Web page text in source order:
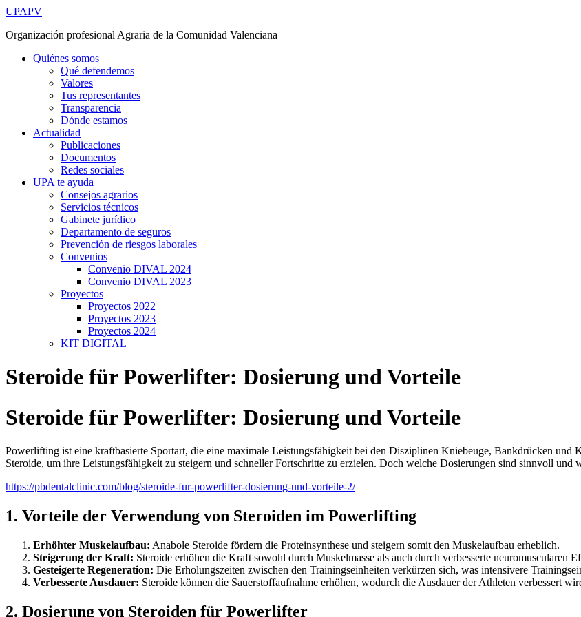
Ir
contenido
UPAPV
Organización profesional Agraria de la Comunidad Valenciana
Quiénes somos
Qué defendemos
Valores
Tus representantes
Transparencia
Dónde estamos
Actualidad
Publicaciones
Documentos
Redes sociales
UPA te ayuda
Consejos agrarios
Servicios técnicos
Gabinete jurídico
Departamento de seguros
Prevención de riesgos laborales
Convenios
Convenio DIVAL 2024
Convenio DIVAL 2023
Proyectos
Proyectos 2022
Proyectos 2023
Proyectos 2024
KIT DIGITAL
Steroide für Powerlifter: Dosierung und Vorteile
Steroide für Powerlifter: Dosierung und Vorteile
Powerlifting ist eine kraftbasierte Sportart, die eine maximale Leistungsfähigkeit bei den Disziplinen Kniebeuge, Bankdrücken und
Steroide, um ihre Leistungsfähigkeit zu steigern und schneller Fortschritte zu erzielen. Doch welche Dosierungen sind sinnvoll
https://pbdentalclinic.com/blog/steroide-fur-powerlifter-dosierung-und-vorteile-2/
1. Vorteile der Verwendung von Steroiden im Powerlifting
Erhöhter Muskelaufbau: Anabole Steroide fördern die Proteinsynthese und steigern somit den Muskelaufbau erheblich.
Steigerung der Kraft: Steroide erhöhen die Kraft sowohl durch Muskelmasse als auch durch verbesserte neuromuscularen
Gesteigerte Regeneration: Die Erholungszeiten zwischen den Trainingseinheiten verkürzen sich, was intensivere
Verbesserte Ausdauer: Steroide können die Sauerstoffaufnahme erhöhen, wodurch die Ausdauer der Athleten verbessert
2. Dosierung von Steroiden für Powerlifter